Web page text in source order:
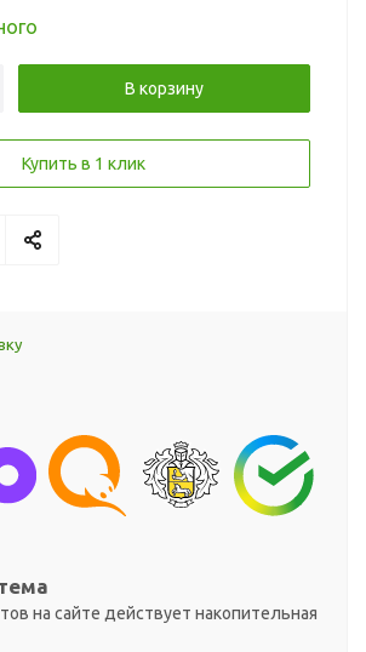
В корзину
Купить в 1 клик
на сайте действует накопительная